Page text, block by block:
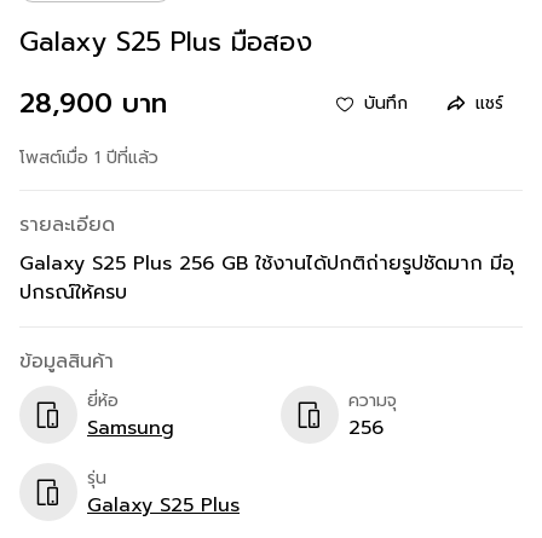
Galaxy S25 Plus มือสอง
28,900 บาท
บันทึก แชร์
โพสต์เมื่อ 1 ปีที่แล้ว
รายละเอียด
Galaxy S25 Plus 256 GB ใช้งานได้ปกติถ่ายรูปชัดมาก มีอุ
ปกรณ์ให้ครบ
ข้อมูลสินค้า
ยี่ห้อ
Samsung
ความจุ
256
รุ่น
Galaxy S25 Plus